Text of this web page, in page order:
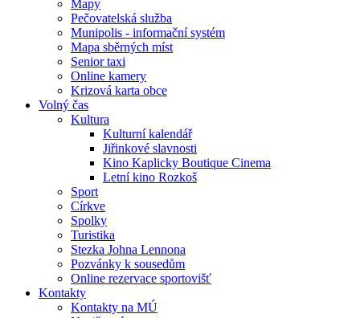
Mapy
Pečovatelská služba
Munipolis - informační systém
Mapa sběrných míst
Senior taxi
Online kamery
Krizová karta obce
Volný čas
Kultura
Kulturní kalendář
Jiřinkové slavnosti
Kino Kaplicky Boutique Cinema
Letní kino Rozkoš
Sport
Církve
Spolky
Turistika
Stezka Johna Lennona
Pozvánky k sousedům
Online rezervace sportovišť
Kontakty
Kontakty na MÚ